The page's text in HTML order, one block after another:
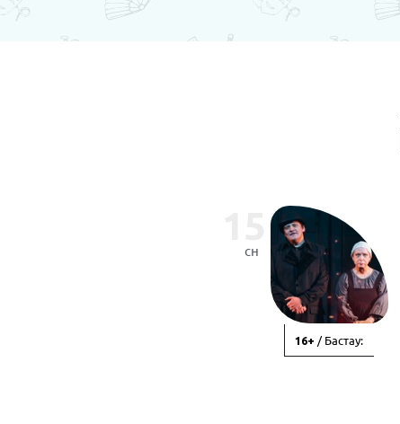
сн
16+ / Бастау: